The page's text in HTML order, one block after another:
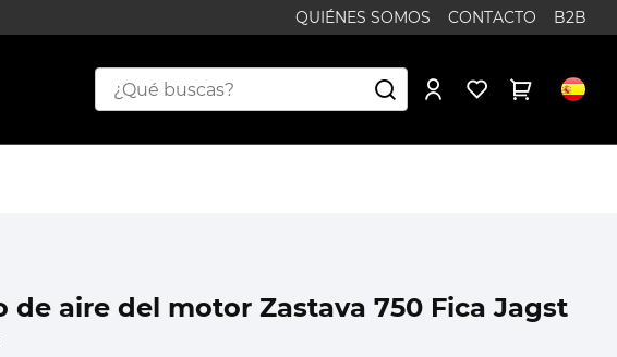
QUIÉNES SOMOS CONTACTO B2B
de aire del motor Zastava 750 Fica Jagst